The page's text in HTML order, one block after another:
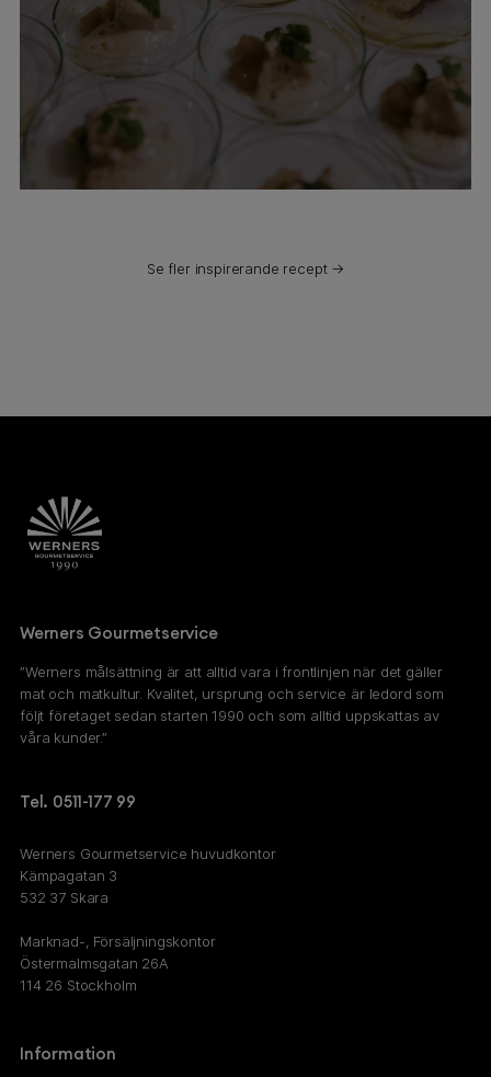
Se fler inspirerande recept →
Werners Gourmetservice
”Werners målsättning är att alltid vara i frontlinjen när det gäller
mat och matkultur. Kvalitet, ursprung och service är ledord som
följt företaget sedan starten 1990 och som alltid uppskattas av
våra kunder.”
Tel. 0511-177 99
Werners Gourmetservice huvudkontor
Kämpagatan 3
532 37 Skara
Marknad-, Försäljningskontor
Östermalmsgatan 26A
114 26 Stockholm
Information